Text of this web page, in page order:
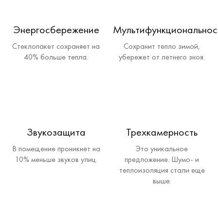
Энергосбережение
Стеклопакет сохраняет на
40% больше тепла.
Сохранит тепло зимой,
убережет от летнего зноя.
Звукозащита
В помещение проникнет на
10% меньше звуков улиц.
Трехкамерность
Это уникальное
предложение. Шумо- и
теплоизоляция стали еще
выше.